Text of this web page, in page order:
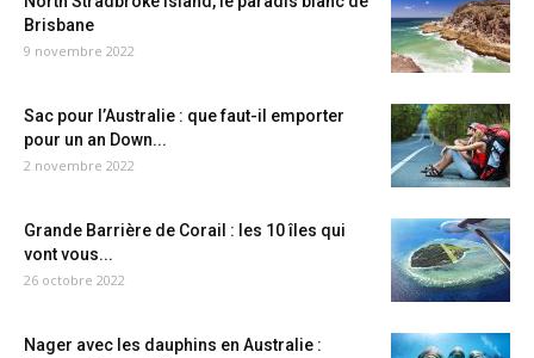
Brisbane
9 novembre 2022
Sac pour l’Australie : que faut-il emporter
pour un an Down...
2 novembre 2022
Grande Barrière de Corail : les 10 îles qui
vont vous...
26 octobre 2022
Nager avec les dauphins en Australie :